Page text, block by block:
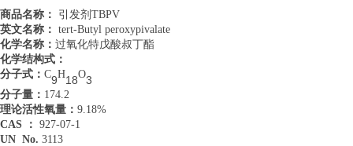
商品名称：
引发剂TBPV
英文名称： tert-Butyl peroxypivalate
化学名称： 过氧化特戊酸叔丁酯
化学结构式：
分子式： C9H18O3
分子量： 174.2
理论活性氧量： 9.18%
CAS ： 927-07-1
UN No. 3113